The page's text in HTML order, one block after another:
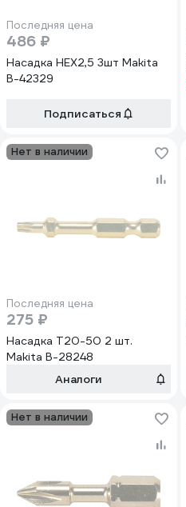
Последняя цена
486 ₽
Насадка HEX2,5 3шт Makita
B-42329
Подписаться
Нет в наличии
Последняя цена
275 ₽
Насадка T20-50 2 шт.
Makita B-28248
Аналоги
Нет в наличии